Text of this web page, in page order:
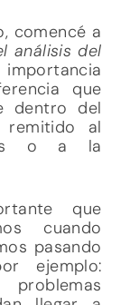
comencé a
análisis del
que
dentro del
remitido al
o a la
que
cuando
pasando
ejemplo: